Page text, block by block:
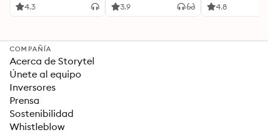
Ideas Revolucionarias
4.3 3.9 4.8
COMPAÑÍA
Acerca de Storytel
Únete al equipo
Inversores
Prensa
Sostenibilidad
Whistleblow